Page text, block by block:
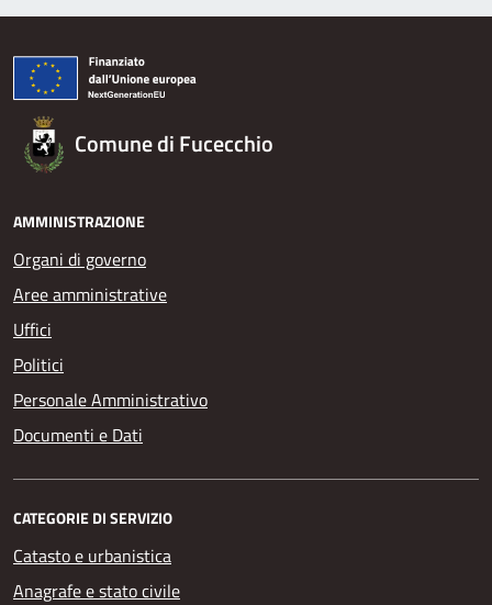
Comune di Fucecchio
AMMINISTRAZIONE
Organi di governo
Aree amministrative
Uffici
Politici
Personale Amministrativo
Documenti e Dati
CATEGORIE DI SERVIZIO
Catasto e urbanistica
Anagrafe e stato civile